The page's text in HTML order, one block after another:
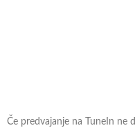
Če predvajanje na TuneIn ne